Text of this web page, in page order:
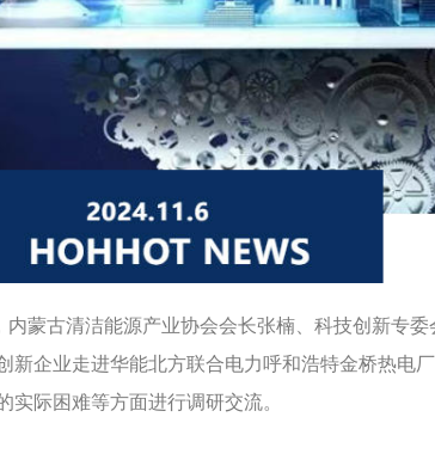
内蒙古清洁能源产业协会会长张楠、科技创新专
新企业走进华能北方联合电力呼和浩特金桥热电
实际困难等方面进行调研交流。